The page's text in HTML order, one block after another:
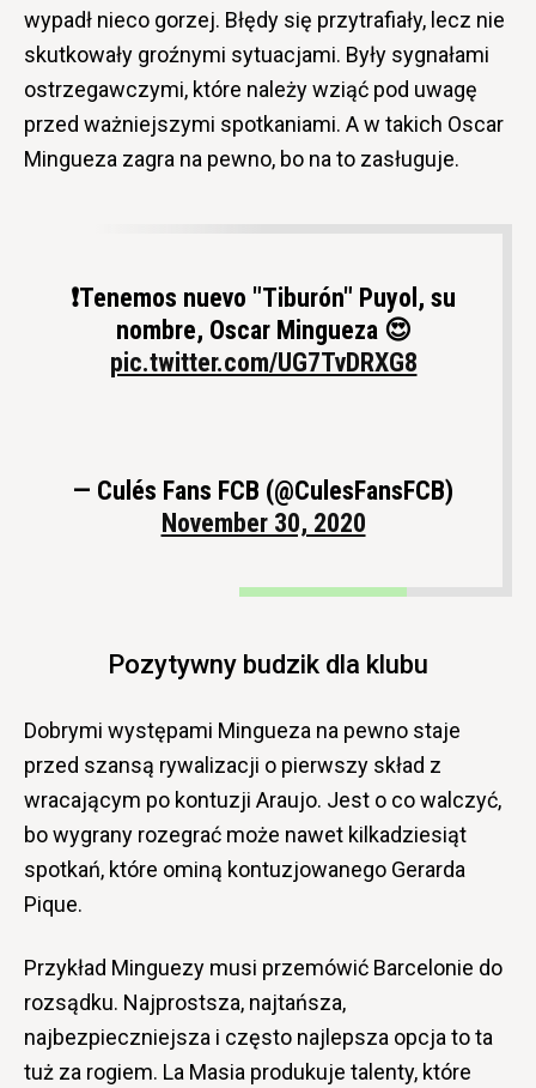
wypadł nieco gorzej. Błędy się przytrafiały, lecz nie
skutkowały groźnymi sytuacjami. Były sygnałami
ostrzegawczymi, które należy wziąć pod uwagę
przed ważniejszymi spotkaniami. A w takich Oscar
Mingueza zagra na pewno, bo na to zasługuje.
❗Tenemos nuevo "Tiburón" Puyol, su
nombre, Oscar Mingueza 😍
pic.twitter.com/UG7TvDRXG8
— Culés Fans FCB (@CulesFansFCB)
November 30, 2020
Pozytywny budzik dla klubu
Dobrymi występami Mingueza na pewno staje
przed szansą rywalizacji o pierwszy skład z
wracającym po kontuzji Araujo. Jest o co walczyć,
bo wygrany rozegrać może nawet kilkadziesiąt
spotkań, które ominą kontuzjowanego Gerarda
Pique.
Przykład Minguezy musi przemówić Barcelonie do
rozsądku. Najprostsza, najtańsza,
najbezpieczniejsza i często najlepsza opcja to ta
tuż za rogiem. La Masia produkuje talenty, które